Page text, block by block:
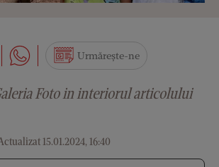
15.01.2024, 16:40
Urmărește-ne
Foto in interiorul articolului